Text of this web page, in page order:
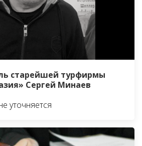
старейшей турфирмы
Сергей Минаев
уточняется